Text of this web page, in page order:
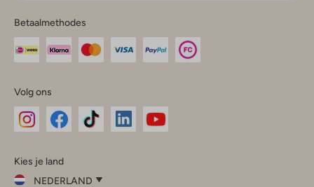
Betaalmethodes
Volg ons
InstagramFacebook
Kies je land
NEDERLAND